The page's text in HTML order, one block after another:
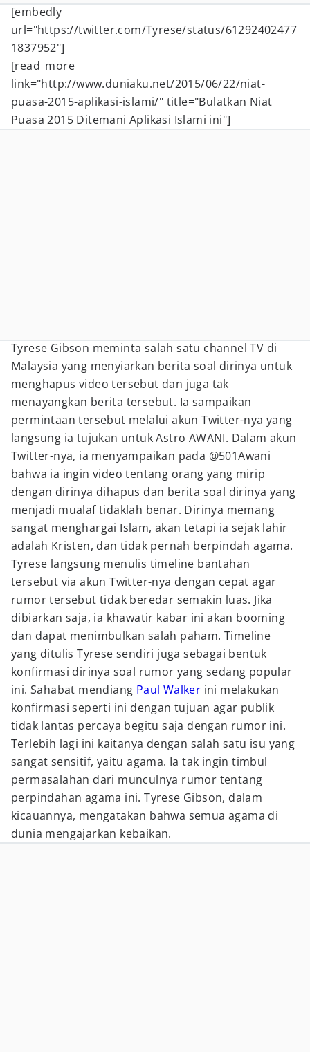
[embedly
url="https://twitter.com/Tyrese/status/61292402477
1837952"]
[read_more
link="http://www.duniaku.net/2015/06/22/niat-
puasa-2015-aplikasi-islami/" title="Bulatkan Niat
Puasa 2015 Ditemani Aplikasi Islami ini"]
Tyrese Gibson meminta salah satu channel TV di
Malaysia yang menyiarkan berita soal dirinya untuk
menghapus video tersebut dan juga tak
menayangkan berita tersebut. Ia sampaikan
permintaan tersebut melalui akun Twitter-nya yang
langsung ia tujukan untuk Astro AWANI. Dalam akun
Twitter-nya, ia menyampaikan pada @501Awani
bahwa ia ingin video tentang orang yang mirip
dengan dirinya dihapus dan berita soal dirinya yang
menjadi mualaf tidaklah benar. Dirinya memang
sangat menghargai Islam, akan tetapi ia sejak lahir
adalah Kristen, dan tidak pernah berpindah agama.
Tyrese langsung menulis timeline bantahan
tersebut via akun Twitter-nya dengan cepat agar
rumor tersebut tidak beredar semakin luas. Jika
dibiarkan saja, ia khawatir kabar ini akan booming
dan dapat menimbulkan salah paham. Timeline
yang ditulis Tyrese sendiri juga sebagai bentuk
konfirmasi dirinya soal rumor yang sedang popular
ini. Sahabat mendiang Paul Walker ini melakukan
konfirmasi seperti ini dengan tujuan agar publik
tidak lantas percaya begitu saja dengan rumor ini.
Terlebih lagi ini kaitanya dengan salah satu isu yang
sangat sensitif, yaitu agama. Ia tak ingin timbul
permasalahan dari munculnya rumor tentang
perpindahan agama ini. Tyrese Gibson, dalam
kicauannya, mengatakan bahwa semua agama di
dunia mengajarkan kebaikan.